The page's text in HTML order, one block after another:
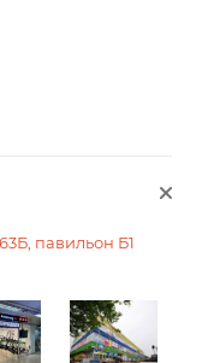
павильон Б1